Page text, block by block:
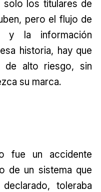
los titulares de
pero el flujo de
y la información
historia, hay que
de alto riesgo, sin
su marca.
fue un accidente
de un sistema que
toleraba